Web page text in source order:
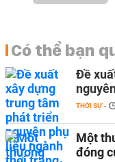
Có thể bạn
Đề
THỜI SỰ -
Một
đóng